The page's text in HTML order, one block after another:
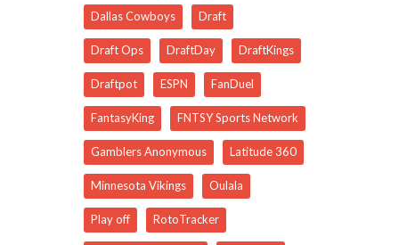
Dallas Cowboys Draft
Draft Ops DraftDay DraftKings
Draftpot ESPN FanDuel
FantasyKing FNTSY Sports Network
Gamblers Anonymous Latitude 360
Minnesota Vikings Oulala
Play off RotoTracker